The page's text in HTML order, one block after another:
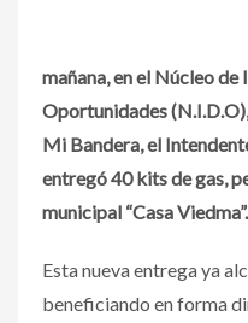
mañana, en el Núcleo
Oportunidades
Mi Bandera, el
entregó 40 kits de gas,
municipal “Casa Viedma”.
Esta nueva entrega ya
beneficiando en forma